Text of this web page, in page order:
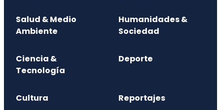
Salud & Medio
Ambiente
Humanidades &
Sociedad
Ciencia &
Tecnología
Deporte
Cultura Reportajes